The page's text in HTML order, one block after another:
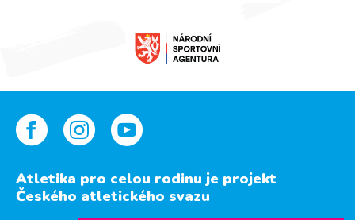
Atletika pro celou rodinu je projekt
Českého atletického svazu